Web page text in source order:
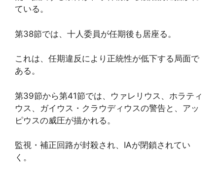
ている。
第38節では、十人委員が任期後も居座る。
これは、任期違反により正統性が低下する局面で
ある。
第39節から第41節では、ウァレリウス、ホラティ
ウス、ガイウス・クラウディウスの警告と、アッ
ピウスの威圧が描かれる。
監視・補正回路が封殺され、IAが閉鎖されてい
く。